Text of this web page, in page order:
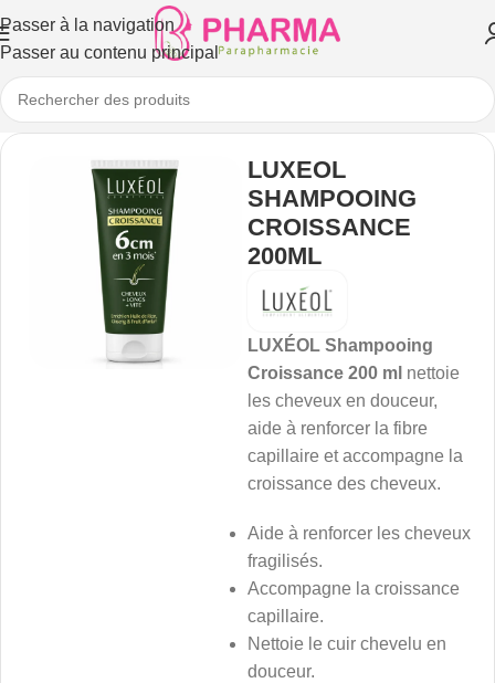
Passer à la navigation
Passer au contenu principal
LUXEOL
SHAMPOOING
CROISSANCE
200ML
LUXÉOL Shampooing
Croissance 200 ml nettoie
les cheveux en douceur,
aide à renforcer la fibre
capillaire et accompagne la
croissance des cheveux.
Aide à renforcer les cheveux
fragilisés.
Accompagne la croissance
capillaire.
Nettoie le cuir chevelu en
douceur.